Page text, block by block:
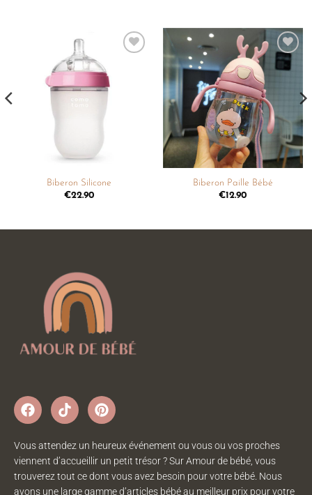
Biberon Silicone
€22.90
Ajouter
à la
Biberon Paille Bébé
€12.90
Vous attendez un heureux événement ou vous ou vos proches
viennent d’accueillir un petit trésor ? Sur Amour de bébé, vous
trouverez tout ce dont vous avez besoin pour votre bébé. Nous
avons une large gamme d’articles bébé au meilleur prix pour votre